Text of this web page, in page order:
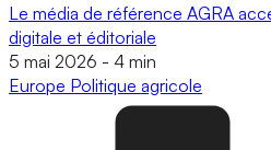
Le média de référence AGRA
digitale et éditoriale
5 mai 2026 - 4 min
Europe Politique agricole